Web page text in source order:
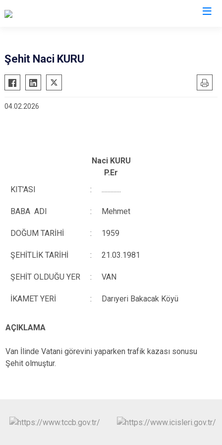
Cumayeri
Akçakoca
Çilimli
Şehit Naci KURU
04.02.2026
Naci KURU
P.Er
KIT'ASI
: .............
BABA ADI : Mehmet
DOĞUM TARİHİ : 1959
ŞEHİTLİK TARİHİ : 21.03.1981
ŞEHİT OLDUĞU YER : VAN
İKAMET YERİ : Darıyeri Bakacak Köyü
AÇIKLAMA
Van İlinde Vatani görevini yaparken trafik kazası sonusu
Şehit olmuştur.